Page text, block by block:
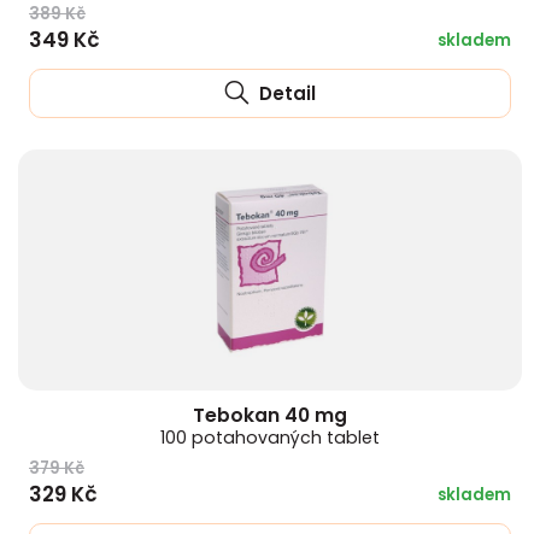
389 Kč
349 Kč skladem
Detail
Tebokan 40 mg
100 potahovaných tablet
379 Kč
329 Kč skladem